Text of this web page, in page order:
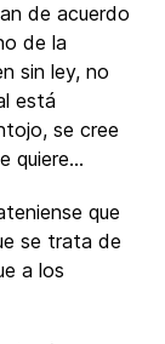
de acuerdo
de la
sin ley, no
está
se cree
quiere…
que
se trata de
a los